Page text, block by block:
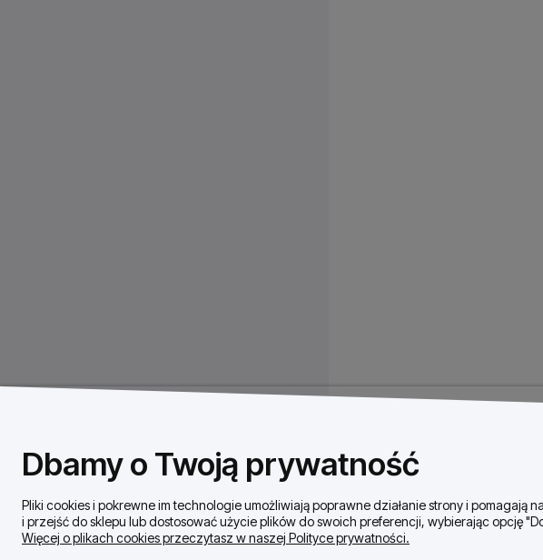
Dbamy o Twoją prywatność
Pliki cookies i pokrewne im technologie umożliwiają poprawne działanie strony i
i przejść do sklepu lub dostosować użycie plików do swoich preferencji, wybierając opcję
Więcej o plikach cookies przeczytasz w naszej Polityce prywatności.